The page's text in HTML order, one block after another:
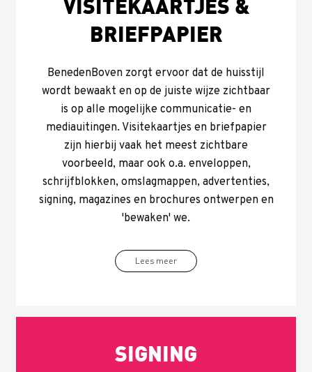
VISITEKAARTJES &
BRIEFPAPIER
BenedenBoven zorgt ervoor dat de huisstijl
wordt bewaakt en op de juiste wijze zichtbaar
is op alle mogelijke communicatie- en
mediauitingen. Visitekaartjes en briefpapier
zijn hierbij vaak het meest zichtbare
voorbeeld, maar ook o.a. enveloppen,
schrijfblokken, omslagmappen, advertenties,
signing, magazines en brochures ontwerpen en
'bewaken' we.
Lees meer
SIGNING